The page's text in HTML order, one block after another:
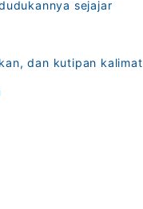
sejajar
dan kutipan kalimat